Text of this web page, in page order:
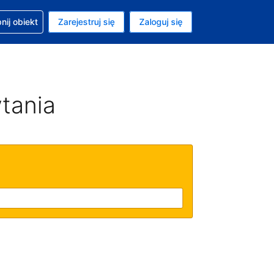
to Złoty polski
język to Polski
w sprawie rezerwacji
obiekt Zarejestruj się Zaloguj się